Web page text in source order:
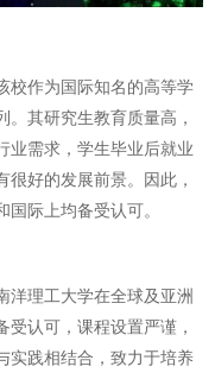
校作为国际知名的高等学
其研究生教育质量高，
业需求，学生毕业后就业
好的发展前景。因此，
际上均备受认可。
洋理工大学在全球及亚洲
认可，课程设置严谨，
实践相结合，致力于培养